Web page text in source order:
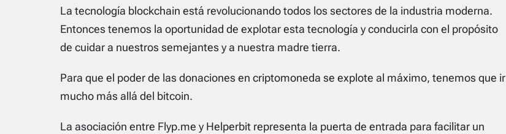
La tecnología blockchain está revolucionando todos los sectores de la industria moderna.
Entonces tenemos la oportunidad de explotar esta tecnología y conducirla con el propósito
de cuidar a nuestros semejantes y a nuestra madre tierra.
Para que el poder de las donaciones en criptomoneda se explote al máximo, tenemos que ir
mucho más allá del bitcoin.
La asociación entre Flyp.me y Helperbit representa la puerta de entrada para facilitar un